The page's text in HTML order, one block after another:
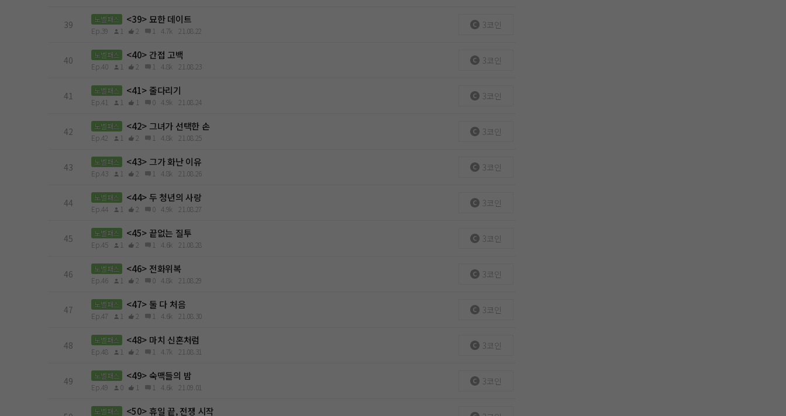
39 노벨패스 <39> 묘한 데이트
Ep.39 1 2 1 4.7k 21.08.22
3코인
40 노벨패스 <40> 간접 고백
Ep.40 1 2 1 4.8k 21.08.23
3코인
41 노벨패스 <41> 줄다리기
Ep.41 1 1 0 4.9k 21.08.24
3코인
42 노벨패스 <42> 그녀가 선택한 손
Ep.42 1 2 1 4.8k 21.08.25
3코인
43 노벨패스 <43> 그가 화난 이유
Ep.43 1 2 1 4.8k 21.08.26
3코인
44 노벨패스 <44> 두 청년의 사랑
Ep.44 1 2 0 4.9k 21.08.27
3코인
45 노벨패스 <45> 끝없는 질투
Ep.45 1 2 1 4.6k 21.08.28
3코인
46 노벨패스 <46> 전화위복
Ep.46 1 2 0 4.8k 21.08.29
3코인
47 노벨패스 <47> 둘 다 처음
Ep.47 1 2 1 4.6k 21.08.30
3코인
48 노벨패스 <48> 마치 신혼처럼
Ep.48 1 2 1 4.7k 21.08.31
3코인
49 노벨패스 <49> 숙맥들의 밤
Ep.49 0 1 1 4.6k 21.09.01
3코인
노벨패스 <50> 휴일 끝, 전쟁 시작